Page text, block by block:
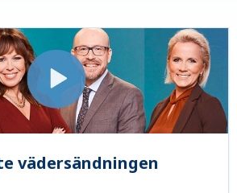
vädersändningen